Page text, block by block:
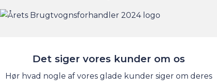
Det siger vores kunder om os
Hør hvad nogle af vores glade kunder siger om deres